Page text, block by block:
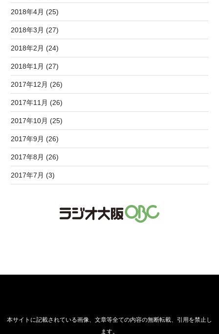
2018年4月 (25)
2018年3月 (27)
2018年2月 (24)
2018年1月 (27)
2017年12月 (26)
2017年11月 (26)
2017年10月 (25)
2017年9月 (26)
2017年8月 (26)
2017年7月 (3)
本サイトに記載されている画像、文章等全ての内容の無断転載、引用を禁止し
ます。